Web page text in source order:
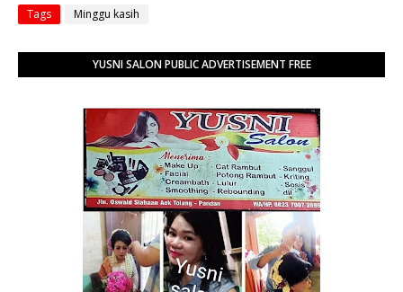
Tags Minggu kasih
YUSNI SALON PUBLIC ADVERTISEMENT FREE